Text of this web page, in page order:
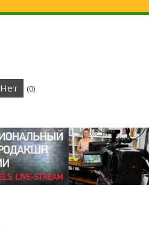
Нет (0)